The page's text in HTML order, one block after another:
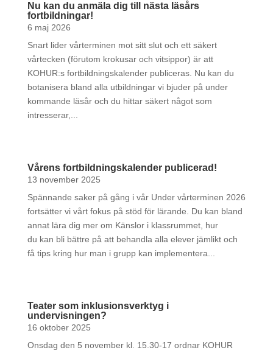
Nu kan du anmäla dig till nästa läsårs
fortbildningar!
6 maj 2026
Snart lider vårterminen mot sitt slut och ett säkert
vårtecken (förutom krokusar och vitsippor) är att
KOHUR:s fortbildningskalender publiceras. Nu kan du
botanisera bland alla utbildningar vi bjuder på under
kommande läsår och du hittar säkert något som
intresserar,...
Vårens fortbildningskalender publicerad!
13 november 2025
Spännande saker på gång i vår Under vårterminen 2026
fortsätter vi vårt fokus på stöd för lärande. Du kan bland
annat lära dig mer om Känslor i klassrummet, hur
du kan bli bättre på att behandla alla elever jämlikt och
få tips kring hur man i grupp kan implementera...
Teater som inklusionsverktyg i
undervisningen?
16 oktober 2025
Onsdag den 5 november kl. 15.30-17 ordnar KOHUR